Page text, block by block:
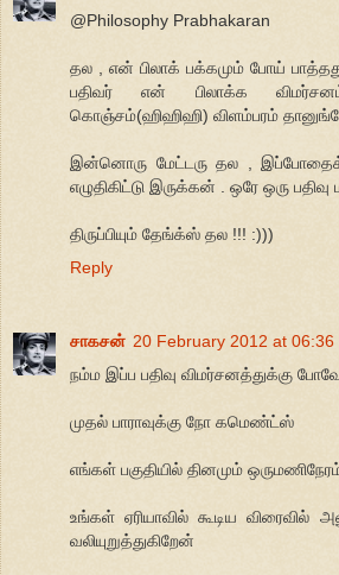
@Philosophy Prabhakaran
தல , என் பிலாக் பக்கமும் போய்
பதிவர் என் பிலாக்க
கொஞ்சம்(ஹிஹிஹி) விளம்பரம்
இன்னொரு மேட்டரு தல ,
எழுதிகிட்டு இருக்கன் . ஒரே ஒரு
திருப்பியும் தேங்க்ஸ் தல !!! :)))
Reply
சாகசன் 20 February 2012 at 06:36
நம்ம இப்ப பதிவு விமர்சனத்துக்கு
முதல் பாராவுக்கு நோ கமெண்ட்ஸ்
எங்கள் பகுதியில் தினமும்
உங்கள் ஏரியாவில் கூடிய
வலியுறுத்துகிறேன்